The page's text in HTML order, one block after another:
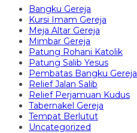
Bangku Gereja
Kursi Imam Gereja
Meja Altar Gereja
Mimbar Gereja
Patung Rohani Katolik
Patung Salib Yesus
Pembatas Bangku Gereja
Relief Jalan Salib
Relief Perjamuan Kudus
Tabernakel Gereja
Tempat Berlutut
Uncategorized